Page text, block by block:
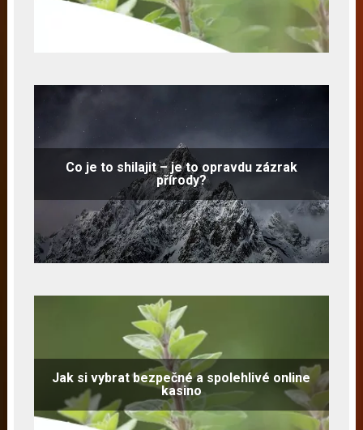
Co je to shilajit – je to opravdu zázrak
přírody?
Jak si vybrat bezpečné a spolehlivé online
kasino